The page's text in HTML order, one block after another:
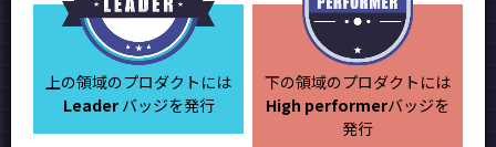
上の領域のプロダクトには
Leaderバッジを発行
下の領域のプロダクトには
High performerバッジを
発行